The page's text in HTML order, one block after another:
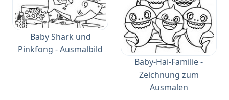
Baby Shark und
Pinkfong - Ausmalbild
Baby-Hai-Familie -
Zeichnung zum
Ausmalen